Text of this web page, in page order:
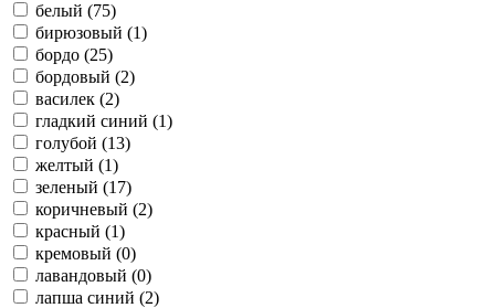
белый (75)
бирюзовый (1)
бордо (25)
бордовый (2)
василек (2)
гладкий синий (1)
голубой (13)
желтый (1)
зеленый (17)
коричневый (2)
красный (1)
кремовый (0)
лавандовый (0)
лапша синий (2)